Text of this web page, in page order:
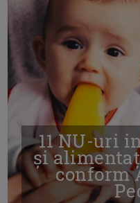
11 NU-uri
și
conform